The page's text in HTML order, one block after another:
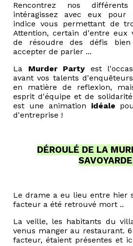
Rencontrez nos
intéragissez avec eux pour
indice vous permettant de
Attention, certain d'entre eux
de résoudre des défis
accepter de parler ...
La Murder Party est
avant vos talents
en matière de reflexion,
esprit d'équipe et de
est une animation idéale
d'entreprise !
DÉROULÉ DE LA
Le drame a eu lieu entre hier
facteur a été retrouvé mort ..
La veille, les habitants du
venus manger au restaurant.
facteur, étaient présentes et